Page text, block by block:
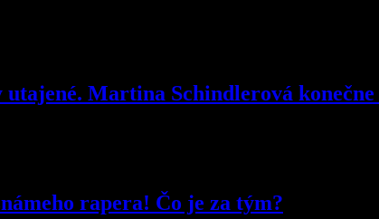
Martina Schindlerová konečne
rapera! Čo je za tým?